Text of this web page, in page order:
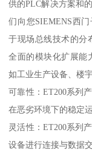
供的PLC解决方案和
们向您SIEMENS西
于现场总线技术的分
全面的模块化扩展能
如工业生产设备、楼
可靠性：ET200系列
在恶劣环境下的稳定运
灵活性：ET200系列
设备进行连接与数据交